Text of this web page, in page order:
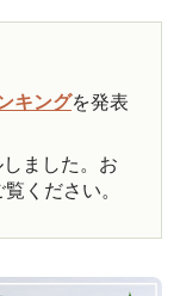
キングを発表
ました。お
覧ください。